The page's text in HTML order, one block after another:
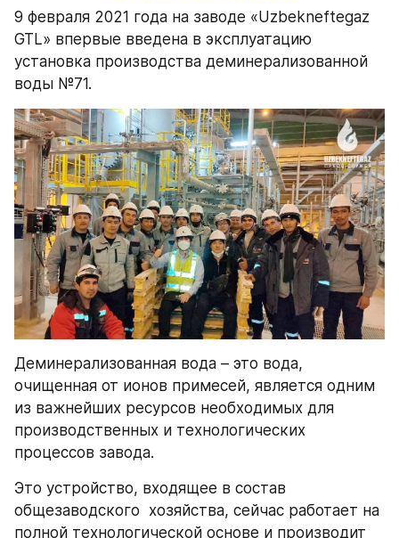
9 февраля 2021 года на заводе «Uzbekneftegaz
GTL» впервые введена в эксплуатацию
установка производства деминерализованной
воды №71.
Деминерализованная вода – это вода,
очищенная от ионов примесей, является одним
из важнейших ресурсов необходимых для
производственных и технологических
процессов завода.
Это устройство, входящее в состав
общезаводского  хозяйства, сейчас работает на
полной технологической основе и производит